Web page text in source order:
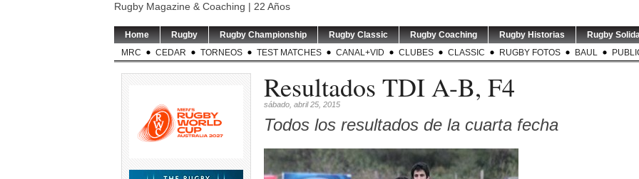
Rugby Magazine & Coaching | 22 Años
Home Rugby Rugby Championship Rugby Classic Rugby Coaching Rugby Historias Rugby
MRC
CEDAR TORNEOS TEST MATCHES CANAL+VID CLUBES CLASSIC RUGBY FOTOS BAUL
Resultados TDI A-B, F4
sábado, abril 25, 2015
Todos los resultados de la cuarta fecha